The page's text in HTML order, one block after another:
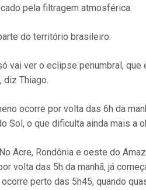
pela filtragem atmosférica.
do território brasileiro.
vai ver o eclipse penumbral,
diz Thiago.
ocorre por volta das 6h da
Sol, o que dificulta ainda mais a
Acre, Rondônia e oeste do
volta das 5h da manhã, já
perto das 5h45, quando